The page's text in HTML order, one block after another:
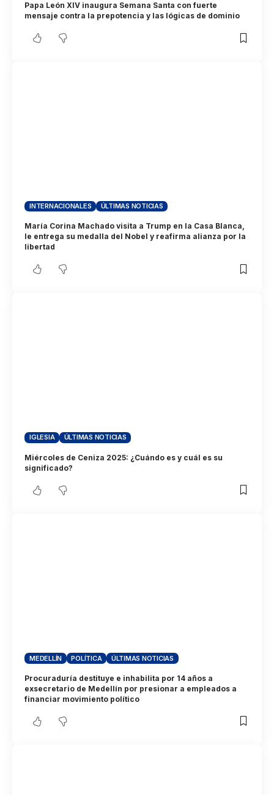
Papa León XIV inaugura Semana Santa con fuerte
mensaje contra la prepotencia y las lógicas de dominio
INTERNACIONALES ÚLTIMAS NOTICIAS
María Corina Machado visita a Trump en la Casa Blanca,
le entrega su medalla del Nobel y reafirma alianza por la
libertad
IGLESIA ÚLTIMAS NOTICIAS
Miércoles de Ceniza 2025: ¿Cuándo es y cuál es su
significado?
MEDELLÍN POLÍTICA ÚLTIMAS NOTICIAS
Procuraduría destituye e inhabilita por 14 años a
exsecretario de Medellín por presionar a empleados a
financiar movimiento político